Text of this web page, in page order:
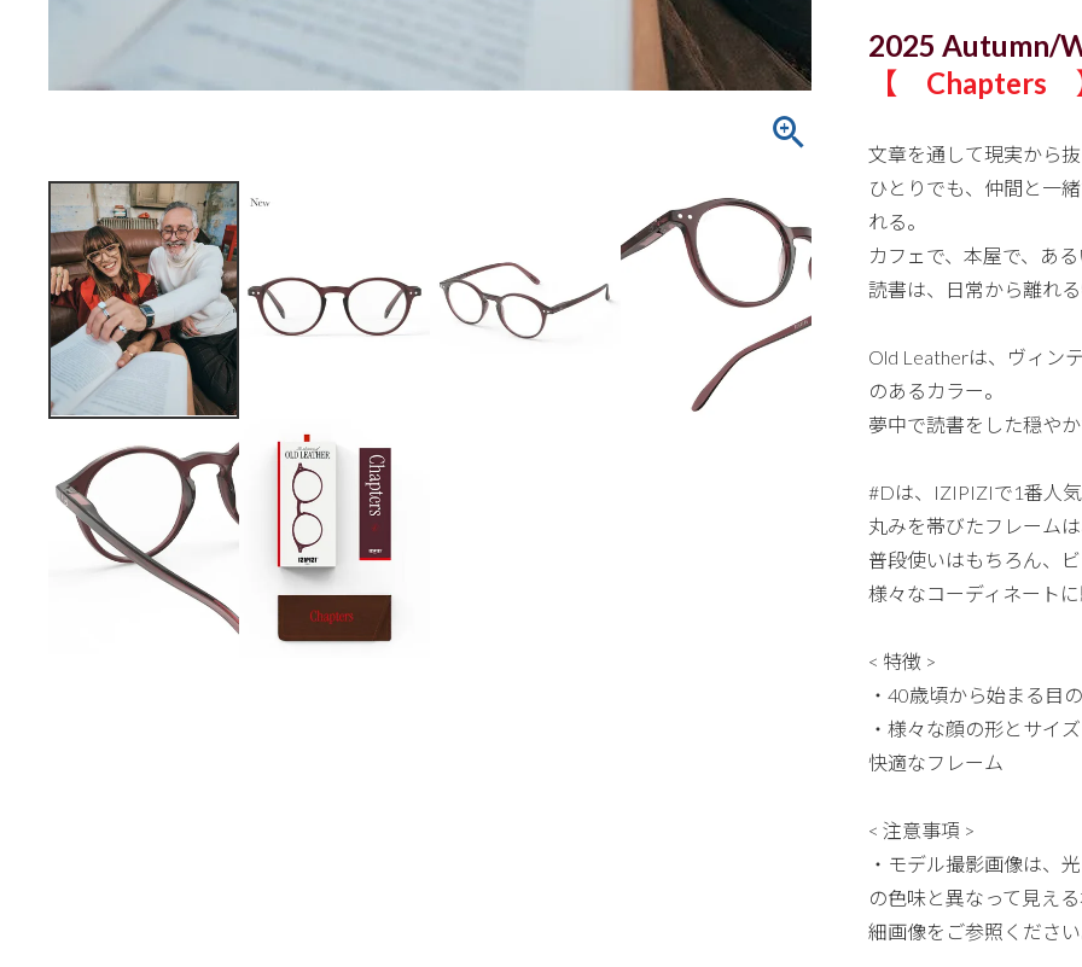
2025 Autumn/
【 Chapters
文章を通して現実から
ひとりでも、仲間と一
れる。
カフェで、本屋で、ある
読書は、日常から離れ
Old Leatherは、ヴィン
のあるカラー。
夢中で読書をした穏や
#Dは、IZIPIZIで1番人
丸みを帯びたフレーム
普段使いはもちろん、
様々なコーディネート
< 特徴 >
・40歳頃から始まる目
・様々な顔の形とサイ
快適なフレーム
< 注意事項 >
・モデル撮影画像は、
の色味と異なって見え
細画像をご参照ください